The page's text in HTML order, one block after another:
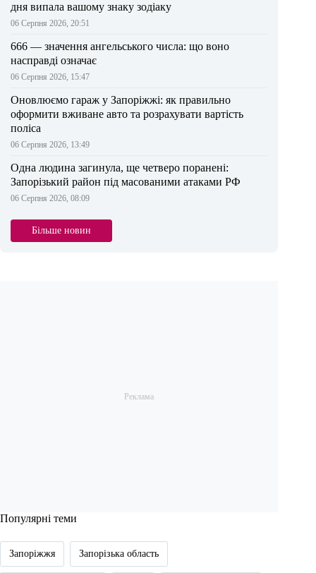
дня випала вашому знаку зодіаку
06 Серпня 2026, 20:51
666 — значення ангельського числа: що воно
насправді означає
06 Серпня 2026, 15:47
Оновлюємо гараж у Запоріжжі: як правильно
оформити вживане авто та розрахувати вартість
поліса
06 Серпня 2026, 13:49
Одна людина загинула, ще четверо поранені:
Запорізький район під масованими атаками РФ
06 Серпня 2026, 08:09
Більше новин
Популярні теми
Запоріжжя Запорізька область